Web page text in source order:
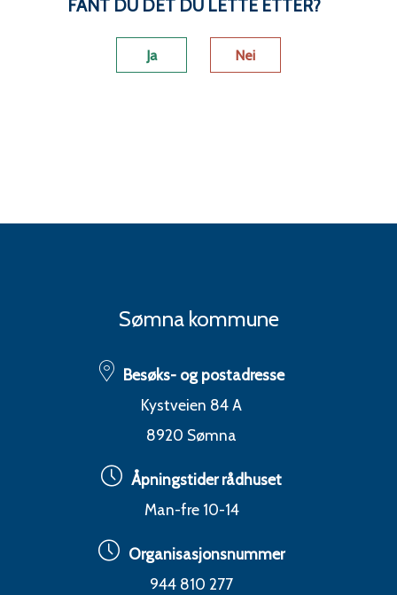
FANT DU DET DU LETTE ETTER?
Ja Nei
Sømna kommune
Besøks- og postadresse
Kystveien 84 A
8920 Sømna
Åpningstider rådhuset
Man-fre 10-14
Organisasjonsnummer
944 810 277